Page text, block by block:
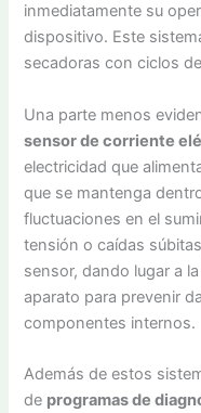
inmediatamente su
dispositivo. Este
secadoras con ciclos
Una parte menos
sensor de corriente
electricidad que
que se mantenga
fluctuaciones en el
tensión o caídas
sensor, dando lugar a
aparato para prevenir
componentes internos.
Además de estos
de programas de